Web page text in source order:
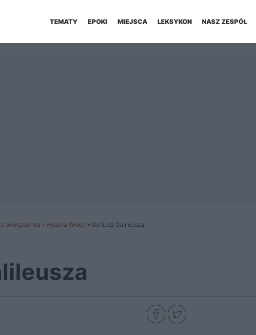
TEMATY EPOKI MIEJSCA LEKSYKON NASZ ZESPÓŁ
powszechna » Historia Włoch » Geniusz Galileusza